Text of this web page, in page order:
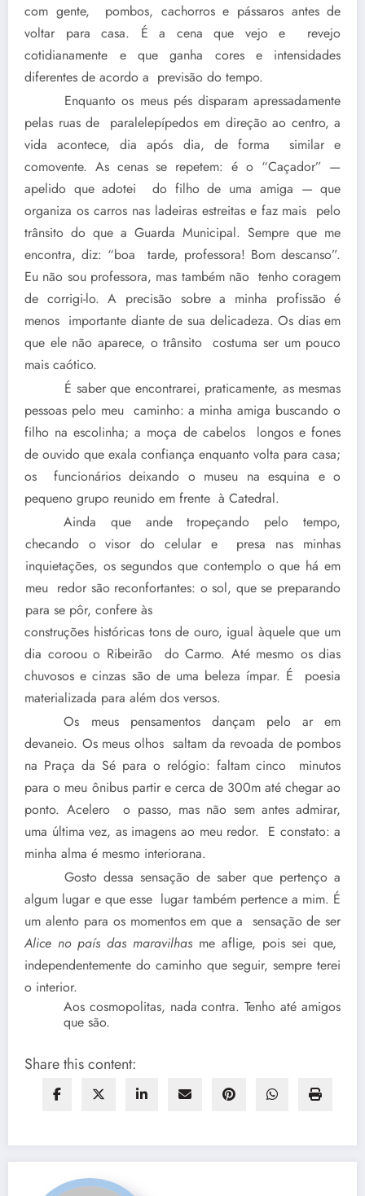
com gente, pombos, cachorros e pássaros antes de
voltar para casa. É a cena que vejo e revejo
cotidianamente e que ganha cores e intensidades
diferentes de acordo a previsão do tempo.
Enquanto os meus pés disparam apressadamente
pelas ruas de paralelepípedos em direção ao centro, a
vida acontece, dia após dia, de forma similar e
comovente. As cenas se repetem: é o “Caçador” —
apelido que adotei do filho de uma amiga — que
organiza os carros nas ladeiras estreitas e faz mais pelo
trânsito do que a Guarda Municipal. Sempre que me
encontra, diz: “boa tarde, professora! Bom descanso”.
Eu não sou professora, mas também não tenho coragem
de corrigi-lo. A precisão sobre a minha profissão é
menos importante diante de sua delicadeza. Os dias em
que ele não aparece, o trânsito costuma ser um pouco
mais caótico.
É saber que encontrarei, praticamente, as mesmas
pessoas pelo meu caminho: a minha amiga buscando o
filho na escolinha; a moça de cabelos longos e fones
de ouvido que exala confiança enquanto volta para casa;
os funcionários deixando o museu na esquina e o
pequeno grupo reunido em frente à Catedral.
Ainda que ande tropeçando pelo tempo,
checando o visor do celular e presa nas minhas
inquietações, os segundos que contemplo o que há em
meu redor são reconfortantes: o sol, que se preparando
para se pôr, confere às
construções históricas tons de ouro, igual àquele que um
dia coroou o Ribeirão do Carmo. Até mesmo os dias
chuvosos e cinzas são de uma beleza ímpar. É poesia
materializada para além dos versos.
Os meus pensamentos dançam pelo ar em
devaneio. Os meus olhos saltam da revoada de pombos
na Praça da Sé para o relógio: faltam cinco minutos
para o meu ônibus partir e cerca de 300m até chegar ao
ponto. Acelero o passo, mas não sem antes admirar,
uma última vez, as imagens ao meu redor. E constato: a
minha alma é mesmo interiorana.
Gosto dessa sensação de saber que pertenço a
algum lugar e que esse lugar também pertence a mim. É
um alento para os momentos em que a sensação de ser
Alice no país das maravilhas me aflige, pois sei que,
independentemente do caminho que seguir, sempre terei
o interior.
Aos cosmopolitas, nada contra. Tenho até amigos
que são.
Share this content: